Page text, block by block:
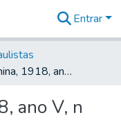
Entrar
Revista Feminina, 1918, ano V, n 048
ano V, n